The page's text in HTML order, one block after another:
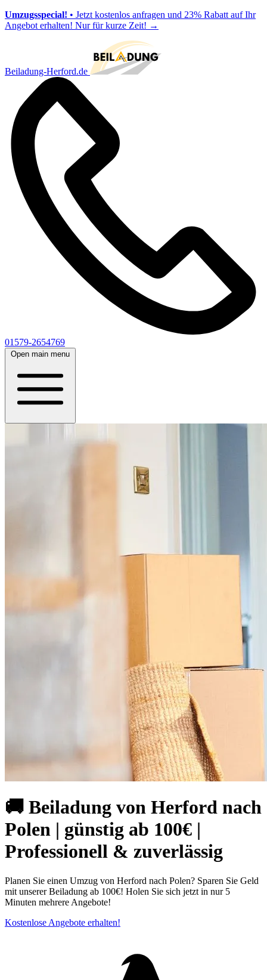
Umzugsspecial! • Jetzt kostenlos anfragen und 23% Rabatt auf Ihr
Angebot erhalten! Nur für kurze Zeit! →
Beiladung-Herford.de
01579-2654769
Open main menu
🚚 Beiladung von Herford nach
Polen | günstig ab 100€ |
Professionell & zuverlässig
Planen Sie einen Umzug von Herford nach Polen? Sparen Sie Geld
mit unserer Beiladung ab 100€! Holen Sie sich jetzt in nur 5
Minuten mehrere Angebote!
Kostenlose Angebote erhalten!